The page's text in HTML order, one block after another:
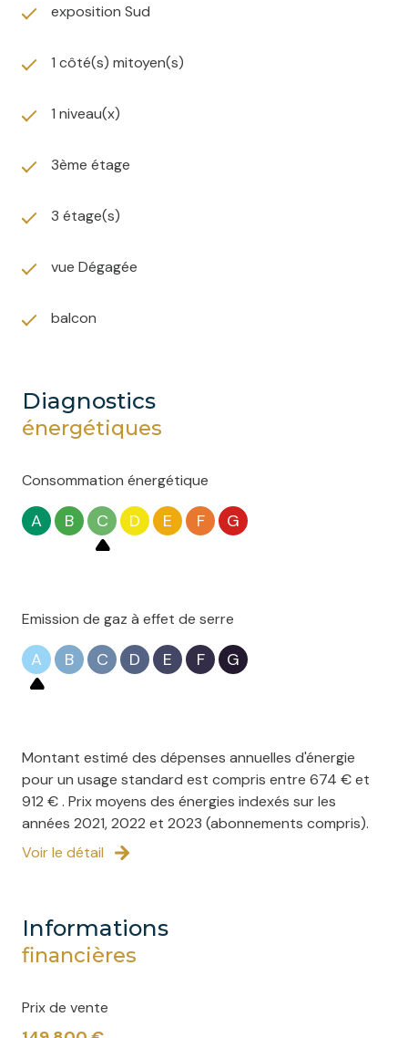
exposition Sud
1 côté(s) mitoyen(s)
1 niveau(x)
3ème étage
3 étage(s)
vue Dégagée
balcon
diagnostics
énergétiques
Consommation énergétique
A B C D E F G
Emission de gaz à effet de serre
A B C D E F G
Montant estimé des dépenses annuelles d'énergie
pour un usage standard est compris entre 674 € et
912 € . Prix moyens des énergies indexés sur les
années 2021, 2022 et 2023 (abonnements compris).
Voir le détail
informations
financières
Prix de vente